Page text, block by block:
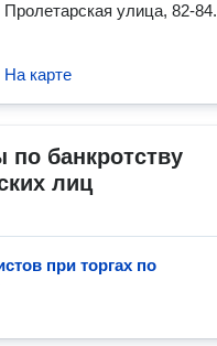
Пролетарская улица, 82-84.
На карте
по банкротству
лиц
при торгах по